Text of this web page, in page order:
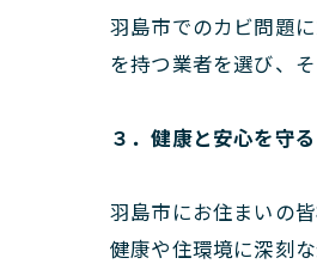
羽島市でのカビ問題
を持つ業者を選び、
３．健康と安心を守
羽島市にお住まいの
健康や住環境に深刻